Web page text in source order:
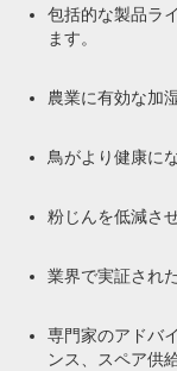
包括的な製品ラ
ます。
農業に有効な加
鳥がより健康に
粉じんを低減さ
業界で実証され
専門家のアドバ
ンス、スペア供